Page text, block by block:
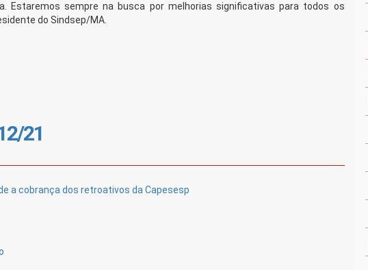
Estaremos sempre na busca por melhorias significativas para todos os
do Sindsep/MA.
21
a cobrança dos retroativos da Capesesp